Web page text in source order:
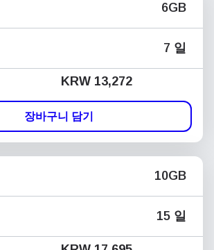
6GB
7 일
KRW 13,272
장바구니 담기
10GB
15 일